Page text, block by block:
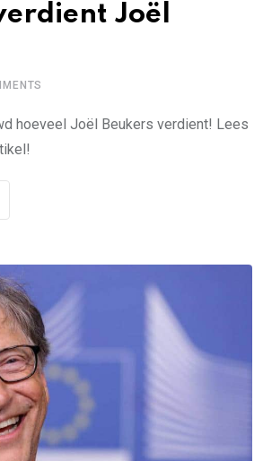
Joël
hoeveel Joël Beukers verdient! Lees